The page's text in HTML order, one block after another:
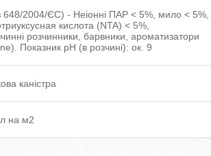
648/2004/ЄС) - Неіонні ПАР < 5%, мило < 5%,
кислота (NTA) < 5%,
розчинники, барвники, ароматизатори
Показник рН (в розчині): ок. 9
каністра
на м2